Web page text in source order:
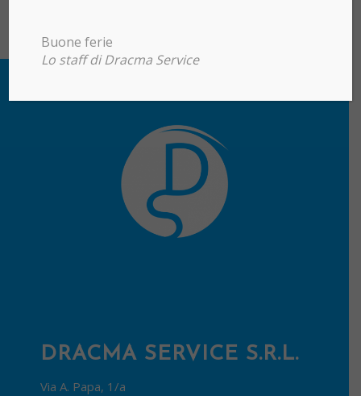
DRACMA SERVICE S.R.L.
Via A. Papa, 1/a
Buone ferie
Lo staff di Dracma Service